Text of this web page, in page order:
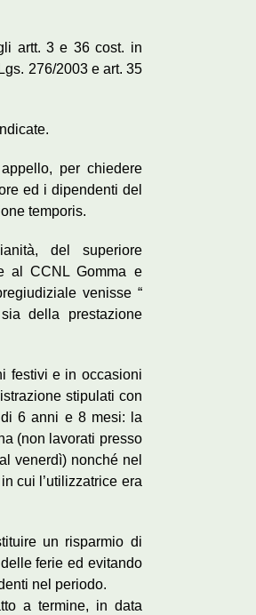
artt. 3 e 36 cost. in
276/2003 e art. 35
per chiedere
ed i dipendenti del
temporis.
del superiore
al CCNL Gomma e
venisse “
della prestazione
festivi e in occasioni
stipulati con
6 anni e 8 mesi: la
(non lavorati presso
venerdì) nonché nel
cui l’utilizzatrice era
un risparmio di
ferie ed evitando
nel periodo.
a termine, in data